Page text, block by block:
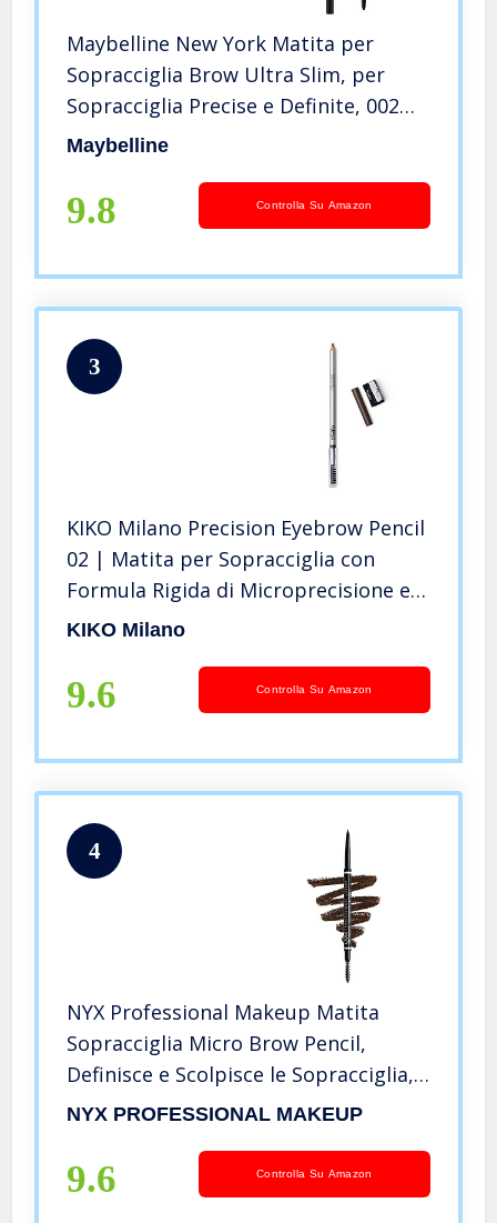
Maybelline New York Matita per
Sopracciglia Brow Ultra Slim, per
Sopracciglia Precise e Definite, 002
Soft Brown
Maybelline
9.8 Controlla Su Amazon
3
KIKO Milano Precision Eyebrow Pencil
02 | Matita per Sopracciglia con
Formula Rigida di Microprecisione e
Pettine Separatore
KIKO Milano
9.6 Controlla Su Amazon
4
NYX Professional Makeup Matita
Sopracciglia Micro Brow Pencil,
Definisce e Scolpisce le Sopracciglia,
Espresso, Confezione da 1
NYX PROFESSIONAL MAKEUP
9.6 Controlla Su Amazon